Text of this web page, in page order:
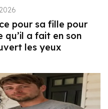
pour sa fille pour
qu’il a fait en son
les yeux